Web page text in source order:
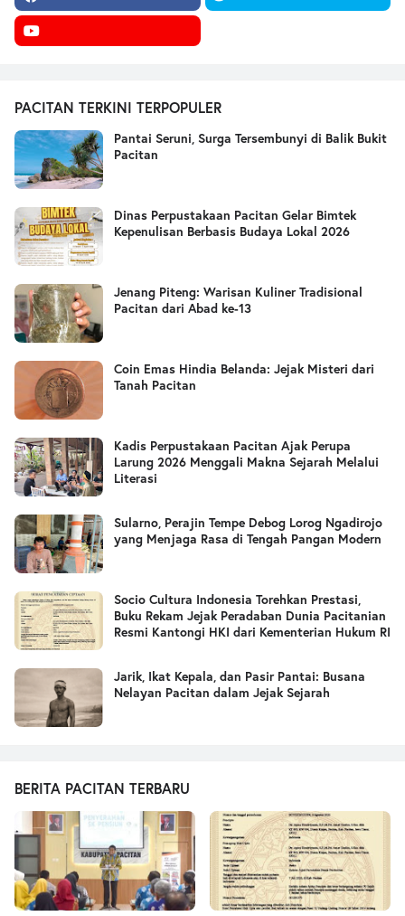
PACITAN TERKINI TERPOPULER
Pantai Seruni, Surga Tersembunyi di Balik Bukit
Pacitan
Dinas Perpustakaan Pacitan Gelar Bimtek
Kepenulisan Berbasis Budaya Lokal 2026
Jenang Piteng: Warisan Kuliner Tradisional
Pacitan dari Abad ke-13
Coin Emas Hindia Belanda: Jejak Misteri dari
Tanah Pacitan
Kadis Perpustakaan Pacitan Ajak Perupa
Larung 2026 Menggali Makna Sejarah Melalui
Literasi
Sularno, Perajin Tempe Debog Lorog Ngadirojo
yang Menjaga Rasa di Tengah Pangan Modern
Socio Cultura Indonesia Torehkan Prestasi,
Buku Rekam Jejak Peradaban Dunia Pacitanian
Resmi Kantongi HKI dari Kementerian Hukum RI
Jarik, Ikat Kepala, dan Pasir Pantai: Busana
Nelayan Pacitan dalam Jejak Sejarah
BERITA PACITAN TERBARU